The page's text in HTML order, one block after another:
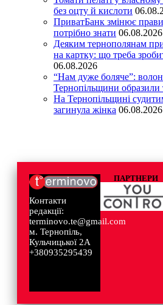
без оцту й кислоти
ПриватБанк змінює
потрібно знати 06.08.2026
Деяким тернополянам
на картку: що треба
06.08.2026
“Нам дуже боляче”:
Тернопільщини образили
На Тернопільщині
загинула жінка 06.08.2026
Контакти
редакції:
terminovo.te@gmail.com
м. Тернопіль,
Кульчицької 2А
+380935295439
ПАРТНЕРИ